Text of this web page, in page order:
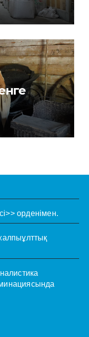
орденімен.